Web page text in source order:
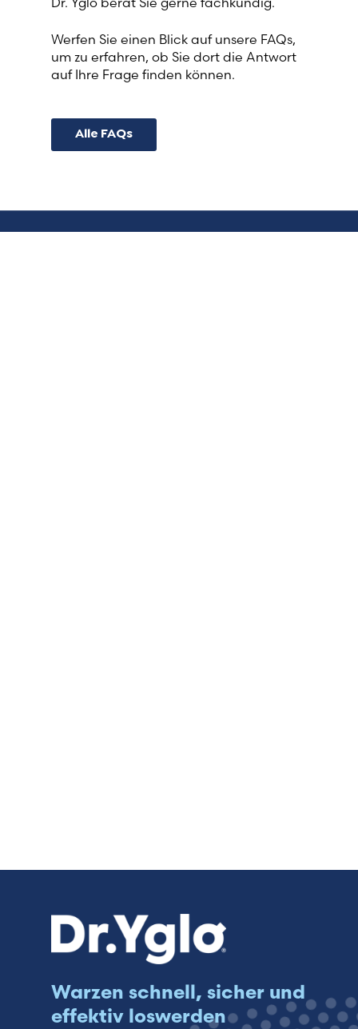
Werfen Sie einen Blick auf unsere FAQs,
um zu erfahren, ob Sie dort die Antwort
auf Ihre Frage finden können.
Alle FAQs
Warzen schnell, sicher und
effektiv loswerden